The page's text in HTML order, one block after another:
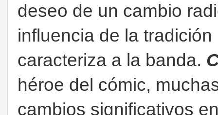
deseo de un cambio
influencia de la
caracteriza a la banda.
héroe del cómic,
cambios significativos